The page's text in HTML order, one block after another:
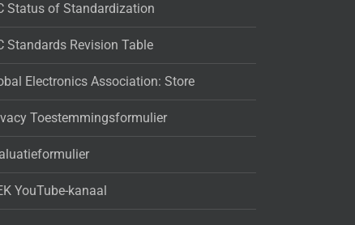
Status of Standardization
Standards Revision Table
Electronics Association: Store
Toestemmingsformulier
YouTube-kanaal